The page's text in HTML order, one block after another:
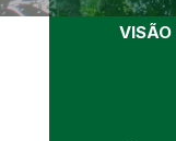
VISÃO